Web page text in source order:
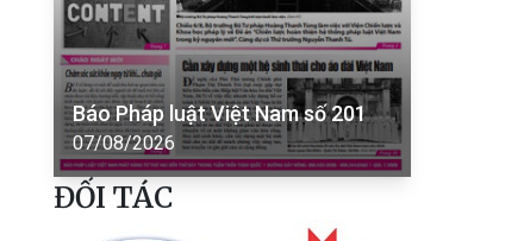
Báo Pháp luật Việt Nam số 201
07/08/2026
ĐỐI TÁC